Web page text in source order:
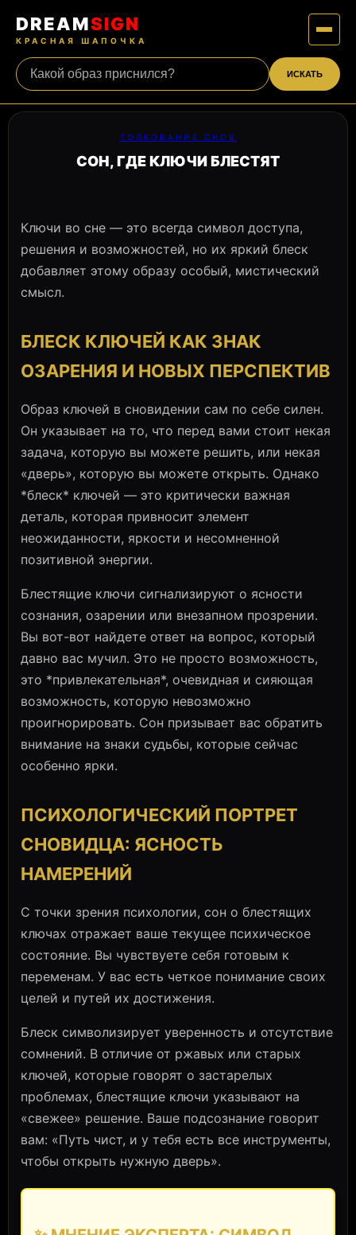
DREAMSIGN
КРАСНАЯ ШАПОЧКА
ИСКАТЬ
ТОЛКОВАНИЕ СНОВ
СОН, ГДЕ КЛЮЧИ БЛЕСТЯТ
Ключи во сне — это всегда символ доступа,
решения и возможностей, но их яркий блеск
добавляет этому образу особый, мистический
смысл.
БЛЕСК КЛЮЧЕЙ КАК ЗНАК
ОЗАРЕНИЯ И НОВЫХ ПЕРСПЕКТИВ
Образ ключей в сновидении сам по себе силен.
Он указывает на то, что перед вами стоит некая
задача, которую вы можете решить, или некая
«дверь», которую вы можете открыть. Однако
*блеск* ключей — это критически важная
деталь, которая привносит элемент
неожиданности, яркости и несомненной
позитивной энергии.
Блестящие ключи сигнализируют о ясности
сознания, озарении или внезапном прозрении.
Вы вот-вот найдете ответ на вопрос, который
давно вас мучил. Это не просто возможность,
это *привлекательная*, очевидная и сияющая
возможность, которую невозможно
проигнорировать. Сон призывает вас обратить
внимание на знаки судьбы, которые сейчас
особенно ярки.
ПСИХОЛОГИЧЕСКИЙ ПОРТРЕТ
СНОВИДЦА: ЯСНОСТЬ
НАМЕРЕНИЙ
С точки зрения психологии, сон о блестящих
ключах отражает ваше текущее психическое
состояние. Вы чувствуете себя готовым к
переменам. У вас есть четкое понимание своих
целей и путей их достижения.
Блеск символизирует уверенность и отсутствие
сомнений. В отличие от ржавых или старых
ключей, которые говорят о застарелых
проблемах, блестящие ключи указывают на
«свежее» решение. Ваше подсознание говорит
вам: «Путь чист, и у тебя есть все инструменты,
чтобы открыть нужную дверь».